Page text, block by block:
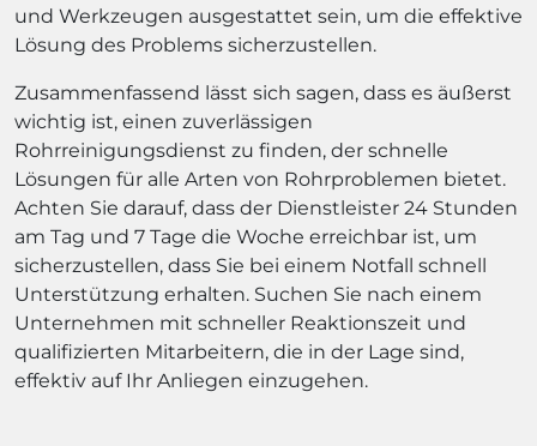
und Werkzeugen ausgestattet sein, um die effektive
Lösung des Problems sicherzustellen.
Zusammenfassend lässt sich sagen, dass es äußerst
wichtig ist, einen zuverlässigen
Rohrreinigungsdienst zu finden, der schnelle
Lösungen für alle Arten von Rohrproblemen bietet.
Achten Sie darauf, dass der Dienstleister 24 Stunden
am Tag und 7 Tage die Woche erreichbar ist, um
sicherzustellen, dass Sie bei einem Notfall schnell
Unterstützung erhalten. Suchen Sie nach einem
Unternehmen mit schneller Reaktionszeit und
qualifizierten Mitarbeitern, die in der Lage sind,
effektiv auf Ihr Anliegen einzugehen.